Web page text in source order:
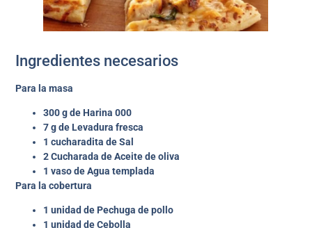
Ingredientes necesarios
Para la masa
300 g de Harina 000
7 g de Levadura fresca
1 cucharadita de Sal
2 Cucharada de Aceite de oliva
1 vaso de Agua templada
Para la cobertura
1 unidad de Pechuga de pollo
1 unidad de Cebolla